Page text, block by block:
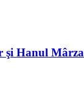
şi Hanul Mârza